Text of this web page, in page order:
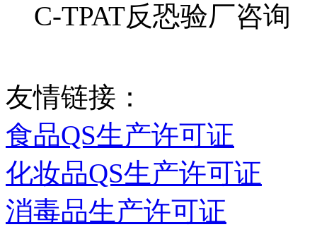
C-TPAT反恐验厂咨询
友情链接：
食品QS生产许可证
化妆品QS生产许可证
消毒品生产许可证